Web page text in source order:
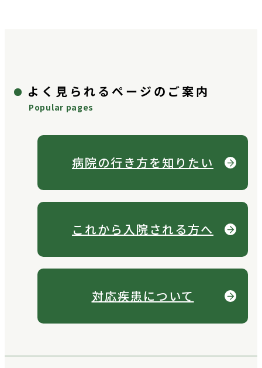
よく見られるページのご案内
Popular pages
病院の行き方を知りたい
これから入院される方へ
対応疾患について